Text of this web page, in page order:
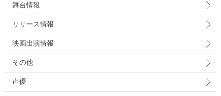
舞台情報
リリース情報
映画出演情報
その他
声優